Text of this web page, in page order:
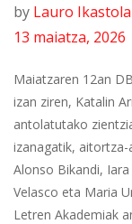
by Lauro Ikastola
13 maiatza, 2026
Maiatzaren 12an
izan ziren, Katalin
antolatutako
izanagatik, aitortza-
Alonso Bikandi,
Velasco eta Maria
Letren Akademiak